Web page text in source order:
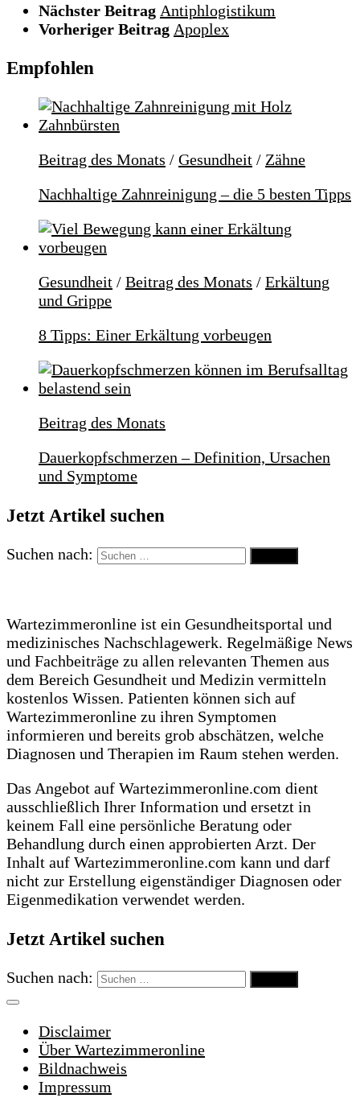
Nächster Beitrag Antiphlogistikum
Vorheriger Beitrag Apoplex
Empfohlen
Beitrag des Monats / Gesundheit / Zähne
Nachhaltige Zahnreinigung – die 5 besten Tipps
Gesundheit / Beitrag des Monats / Erkältung
und Grippe
8 Tipps: Einer Erkältung vorbeugen
Beitrag des Monats
Dauerkopfschmerzen – Definition, Ursachen
und Symptome
Jetzt Artikel suchen
Suchen nach:
Wartezimmeronline ist ein Gesundheitsportal und
medizinisches Nachschlagewerk. Regelmäßige News
und Fachbeiträge zu allen relevanten Themen aus
dem Bereich Gesundheit und Medizin vermitteln
kostenlos Wissen. Patienten können sich auf
Wartezimmeronline zu ihren Symptomen
informieren und bereits grob abschätzen, welche
Diagnosen und Therapien im Raum stehen werden.
Das Angebot auf Wartezimmeronline.com dient
ausschließlich Ihrer Information und ersetzt in
keinem Fall eine persönliche Beratung oder
Behandlung durch einen approbierten Arzt. Der
Inhalt auf Wartezimmeronline.com kann und darf
nicht zur Erstellung eigenständiger Diagnosen oder
Eigenmedikation verwendet werden.
Jetzt Artikel suchen
Suchen nach:
Disclaimer
Über Wartezimmeronline
Bildnachweis
Impressum